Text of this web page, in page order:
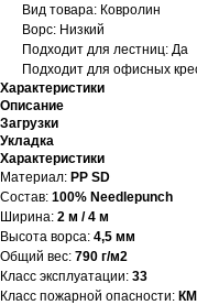
Вид товара: Ковролин
Ворс: Низкий
Подходит для лестниц: Да
Подходит для офисных
Характеристики
Описание
Загрузки
Укладка
Характеристики
Материал: PP SD
Состав: 100% Needlepunch
Ширина: 2 м / 4 м
Высота ворса: 4,5 мм
Общий вес: 790 г/м2
Класс эксплуатации: 33
Класс пожарной опасности: